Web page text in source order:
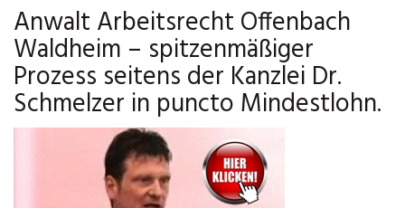
Anwalt Arbeitsrecht Offenbach
Waldheim – spitzenmäßiger
Prozess seitens der Kanzlei Dr.
Schmelzer in puncto Mindestlohn.